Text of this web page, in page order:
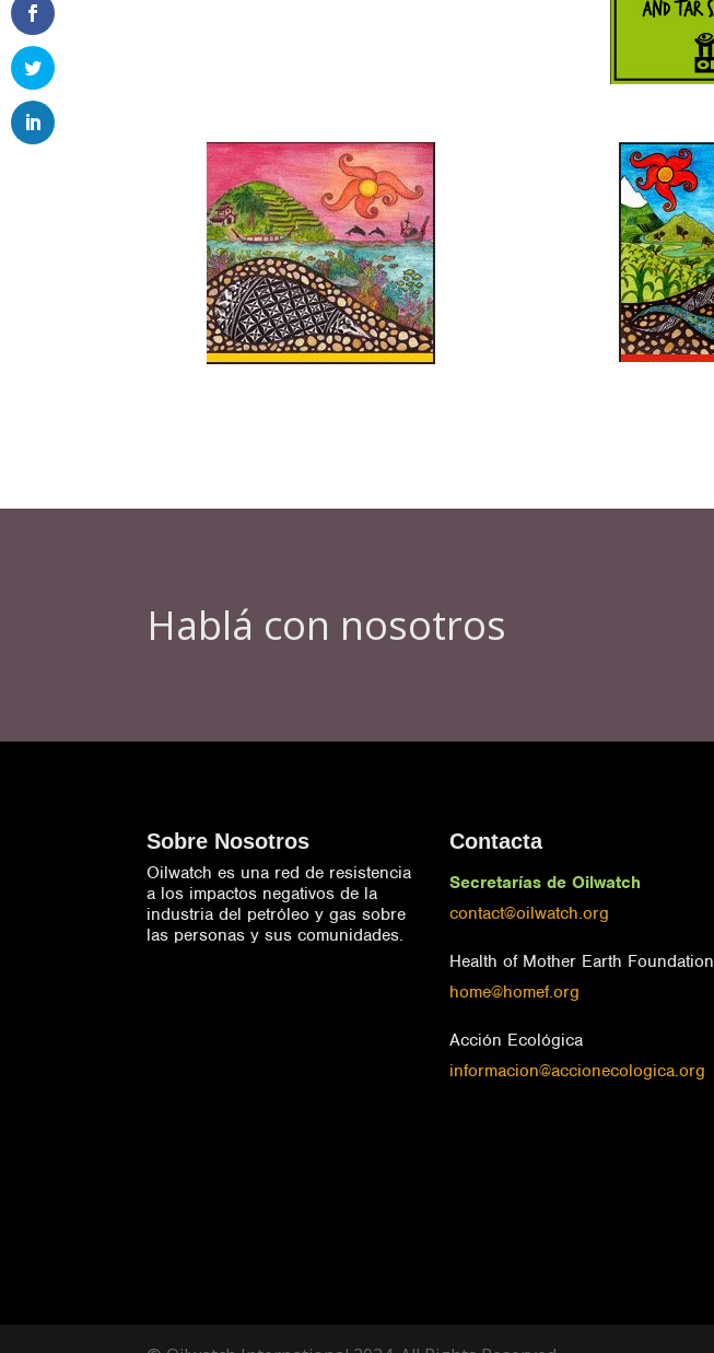
Hablá con nosotros
Sobre Nosotros
Oilwatch es una red de resistencia
a los impactos negativos de la
industria del petróleo y gas sobre
las personas y sus comunidades.
Contacta
Secretarías de Oilwatch
contact@oilwatch.org
Health of Mother Earth Foundation
home@homef.org
Acción Ecológica
informacion@accionecologica.org